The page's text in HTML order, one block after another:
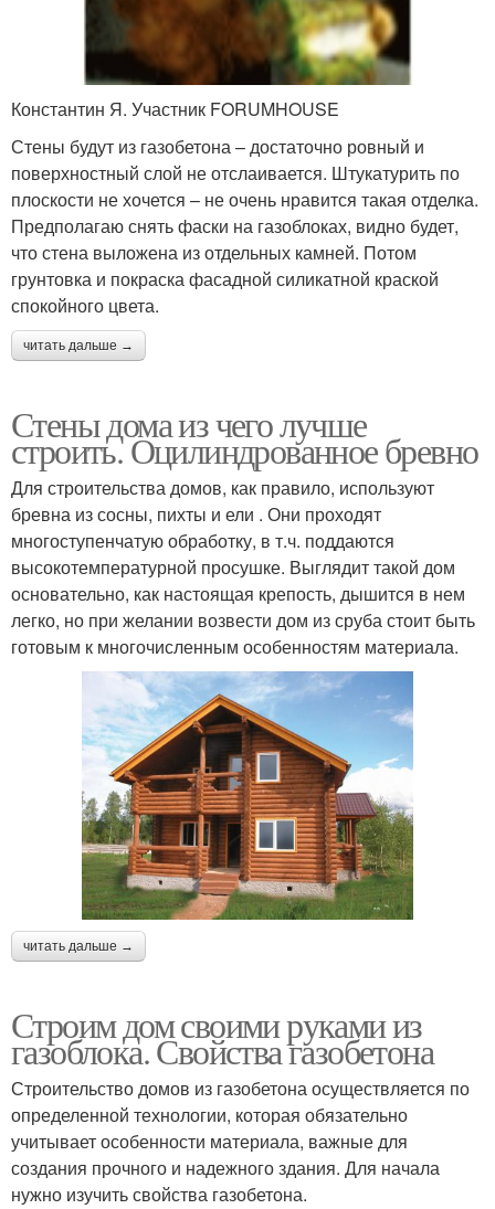
Константин Я. Участник FORUMHOUSE
Стены будут из газобетона – достаточно ровный и
поверхностный слой не отслаивается. Штукатурить по
плоскости не хочется – не очень нравится такая отделка.
Предполагаю снять фаски на газоблоках, видно будет,
что стена выложена из отдельных камней. Потом
грунтовка и покраска фасадной силикатной краской
спокойного цвета.
читать дальше →
Стены дома из чего лучше
строить. Оцилиндрованное бревно
Для строительства домов, как правило, используют
бревна из сосны, пихты и ели . Они проходят
многоступенчатую обработку, в т.ч. поддаются
высокотемпературной просушке. Выглядит такой дом
основательно, как настоящая крепость, дышится в нем
легко, но при желании возвести дом из сруба стоит быть
готовым к многочисленным особенностям материала.
читать дальше →
Строим дом своими руками из
газоблока. Свойства газобетона
Строительство домов из газобетона осуществляется по
определенной технологии, которая обязательно
учитывает особенности материала, важные для
создания прочного и надежного здания. Для начала
нужно изучить свойства газобетона.